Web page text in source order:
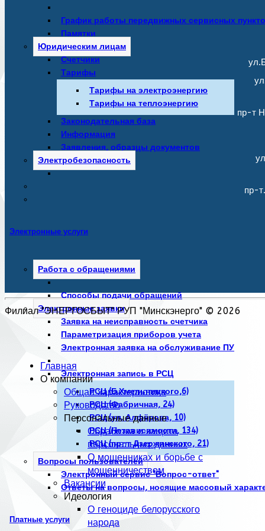
График работы передвижных сервисных
Памятки
Юридическим лицам
Счетчики
Тарифы
Тарифы на электроэнергию
Тарифы на теплоэнергию
Законодательная база
Информация
Заявления, образцы документов
Электробезопасность
Электронные услуги
Работа с обращениями
Способы подачи обращений
Электронные заявки
Заявка на неисправность счетчика
Параметризация приборов учета
Электронная заявка на обслуживание ПУ
Электронная запись в РСЦ
РСЦ (Б.Хмельницкого,6)
РСЦ (Фабричная, 24)
РСЦ (ул. Алфёрова, 10)
РСЦ (Независимости, 134)
РСЦ (пр-т Дзержинского, 21)
Вопросы пользователей
Электронный сервис "Вопрос-ответ"
Ответы на вопросы, носящие массовый
Платные услуги
пр-т
пр-
Филиал "ЭНЕРГОСБЫТ" РУП "Минскэнерго" © 2026
Главная
О компании
Общая характеристика
Руководство
Персональные данные
Обработка и защита
персональных данных
О мошенниках и борьбе с
мошенничеством
Вакансии
Идеология
О геноциде белорусского
народа